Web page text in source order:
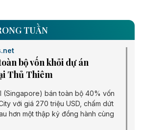
TUẦN
bộ vốn khỏi dự án
Thủ Thiêm
(Singapore) bán toàn bộ 40% vốn
với giá 270 triệu USD, chấm dứt
hơn một thập kỷ đồng hành cùng